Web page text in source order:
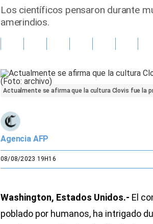
Los científicos pensaron durante
amerindios.
Actualmente se afirma que la cultura Clovis fue la
Agencia AFP
08/08/2023 19H16
Washington, Estados Unidos.- El
poblado por humanos, ha intrigado